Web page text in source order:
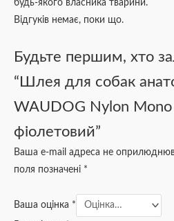
будь-якого власника тварини.
Відгуків немає, поки що.
Будьте першим, хто
“Шлея для собак
WAUDOG Nylon
фіолетовий”
Ваша e-mail адреса не
поля позначені *
Ваша оцінка *